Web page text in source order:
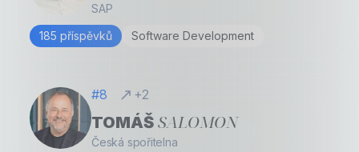
SAP
185 příspěvků
Software Development
#8 +2
TOMÁŠ SALOMON
Česká spořitelna